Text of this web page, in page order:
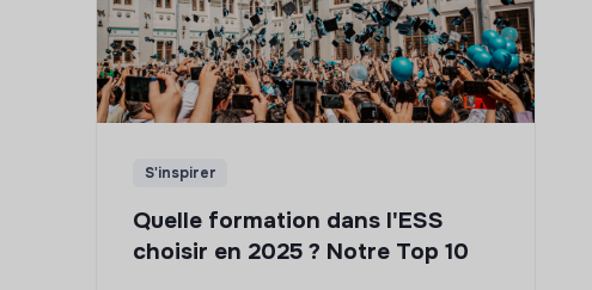
S'inspirer
Quelle formation dans l'ESS
choisir en 2025 ? Notre Top 10